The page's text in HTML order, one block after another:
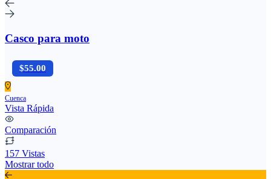
Casco para moto
$55.00
Cuenca
Vista Rápida
Comparación
157 Vistas
Mostrar todo